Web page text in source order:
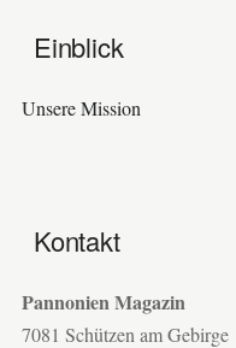
Einblick
Unsere Mission
Kontakt
Pannonien Magazin
7081 Schützen am Gebirge